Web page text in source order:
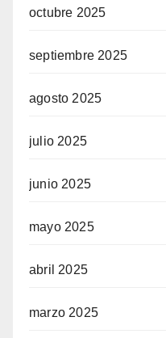
octubre 2025
septiembre 2025
agosto 2025
julio 2025
junio 2025
mayo 2025
abril 2025
marzo 2025